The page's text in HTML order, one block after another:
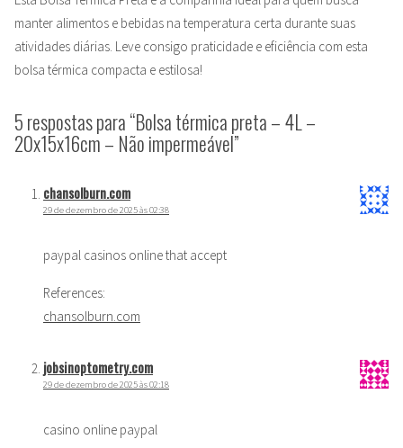
manter alimentos e bebidas na temperatura certa durante suas
atividades diárias. Leve consigo praticidade e eficiência com esta
bolsa térmica compacta e estilosa!
5 respostas para “Bolsa térmica preta – 4L –
20x15x16cm – Não impermeável”
chansolburn.com
29 de dezembro de 2025 às 02:38
paypal casinos online that accept
References:
chansolburn.com
jobsinoptometry.com
29 de dezembro de 2025 às 02:18
casino online paypal